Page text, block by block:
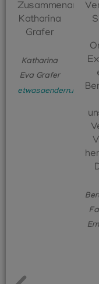
Zusammenarbeit!
Katharina
Grafer
Katharina
Eva Grafer
etwasaendern.info